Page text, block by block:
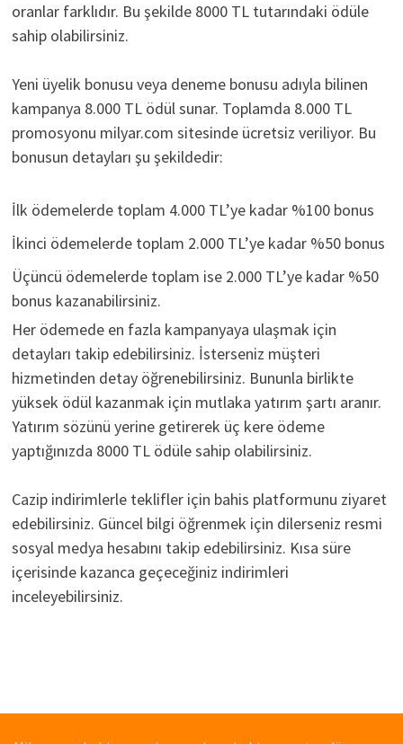
oranlar farklıdır. Bu şekilde 8000 TL tutarındaki ödüle
sahip olabilirsiniz.
Yeni üyelik bonusu veya deneme bonusu adıyla bilinen
kampanya 8.000 TL ödül sunar. Toplamda 8.000 TL
promosyonu milyar.com sitesinde ücretsiz veriliyor. Bu
bonusun detayları şu şekildedir:
İlk ödemelerde toplam 4.000 TL’ye kadar %100 bonus
İkinci ödemelerde toplam 2.000 TL’ye kadar %50 bonus
Üçüncü ödemelerde toplam ise 2.000 TL’ye kadar %50
bonus kazanabilirsiniz.
Her ödemede en fazla kampanyaya ulaşmak için
detayları takip edebilirsiniz. İsterseniz müşteri
hizmetinden detay öğrenebilirsiniz. Bununla birlikte
yüksek ödül kazanmak için mutlaka yatırım şartı aranır.
Yatırım sözünü yerine getirerek üç kere ödeme
yaptığınızda 8000 TL ödüle sahip olabilirsiniz.
Cazip indirimlerle teklifler için bahis platformunu ziyaret
edebilirsiniz. Güncel bilgi öğrenmek için dilerseniz resmi
sosyal medya hesabını takip edebilirsiniz. Kısa süre
içerisinde kazanca geçeceğiniz indirimleri
inceleyebilirsiniz.